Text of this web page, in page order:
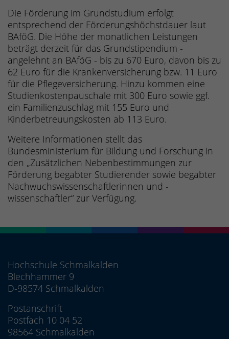
Die Förderung im Grundstudium erfolgt
entsprechend der Förderungshöchstdauer laut
BAföG. Die Höhe der monatlichen Leistungen
beträgt derzeit für das Grundstipendium -
angelehnt an BAföG - bis zu 670 Euro, davon bis zu
62 Euro für die Krankenversicherung bzw. 11 Euro
für die Pflegeversicherung. Hinzu kommen eine
Studienkostenpauschale mit 300 Euro sowie ggf.
ein Familienzuschlag mit 155 Euro und
Kinderbetreuungskosten ab 113 Euro.
Weitere Informationen stellt das
Bundesministerium für Bildung und Forschung in
den „Zusätzlichen Nebenbestimmungen zur
Förderung begabter Studierender sowie begabter
Nachwuchswissenschaftlerinnen und -
wissenschaftler“ zur Verfügung.
Hochschule Schmalkalden
Blechhammer 9
D-98574 Schmalkalden
Postanschrift
Postfach 10 04 52
98564 Schmalkalden